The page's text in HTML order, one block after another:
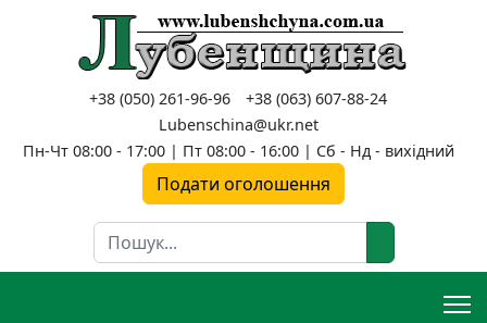
+38 (050) 261-96-96
+38 (063) 607-88-24
Lubenschina@ukr.net
Пн-Чт 08:00 - 17:00 | Пт 08:00 - 16:00 | Сб - Нд - вихідний
Подати оголошення
Пошук